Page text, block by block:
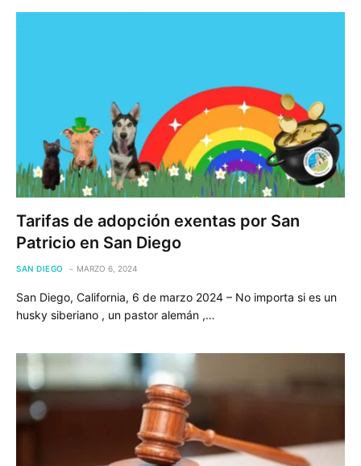
Tarifas de adopción exentas por San
Patricio en San Diego
SAN DIEGO MARZO 6, 2024
San Diego, California, 6 de marzo 2024 – No importa si es un
husky siberiano , un pastor alemán ,…